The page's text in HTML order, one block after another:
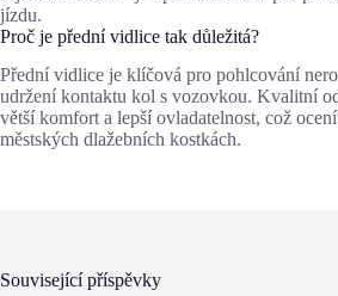
jízdu.
Proč je přední vidlice tak důležitá?
Přední vidlice je klíčová pro pohlcování
udržení kontaktu kol s vozovkou. Kvalitní
větší komfort a lepší ovladatelnost, což
městských dlažebních kostkách.
Související příspěvky